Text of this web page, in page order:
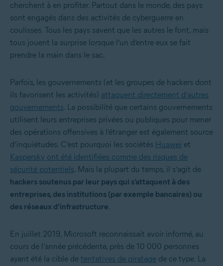
cherchent à en profiter. Partout dans le monde, des pays
sont engagés dans des activités de cyberguerre en
coulisses. Tous les pays savent que les autres le font, mais
tous jouent la surprise lorsque l’un d’entre eux se fait
prendre la main dans le sac.
Parfois, les gouvernements (et les groupes de hackers dont
ils favorisent les activités) attaquent directement d’autres
gouvernements. La possibilité que certains gouvernements
utilisent leurs entreprises privées ou publiques pour mener
des opérations offensives à l’étranger est également source
d’inquiétudes. C’est pourquoi les sociétés Huawei et
Kaspersky ont été identifiées comme des risques de
sécurité potentiels. Mais la plupart du temps, il s’agit de
hackers soutenus par leur pays qui s’attaquent à des
entreprises, des institutions (par exemple bancaires) ou
des réseaux d’infrastructure.
En juillet 2019, Microsoft reconnaissait avoir informé, au
cours de l’année précédente, près de 10 000 personnes
ayant été la cible de tentatives de piratage de ce type. La